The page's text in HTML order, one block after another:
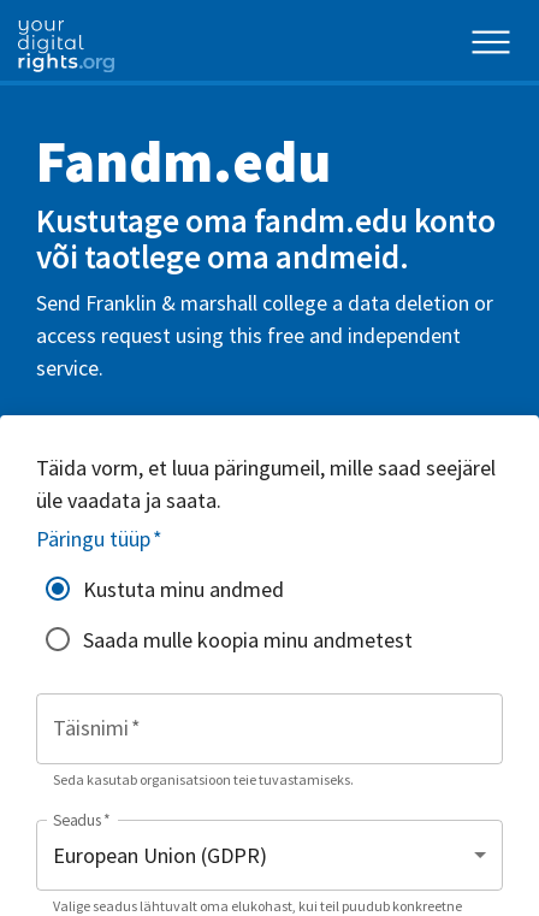
Fandm.edu
Kustutage oma fandm.edu konto
või taotlege oma andmeid.
Send Franklin & marshall college a data deletion or
access request using this free and independent
service.
Täida vorm, et luua päringumeil, mille saad seejärel
üle vaadata ja saata.
Päringu tüüp*
Kustuta minu andmed
Saada mulle koopia minu andmetest
Täisnimi*
Seda kasutab organisatsioon teie tuvastamiseks.
Seadus*
Valige seadus lähtuvalt oma elukohast, kui teil puudub konkreetne